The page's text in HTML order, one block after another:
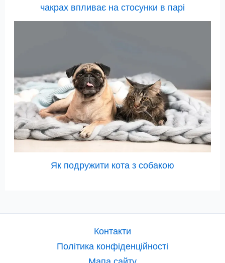
чакрах впливає на стосунки в парі
Як подружити кота з собакою
Контакти
Політика конфіденційності